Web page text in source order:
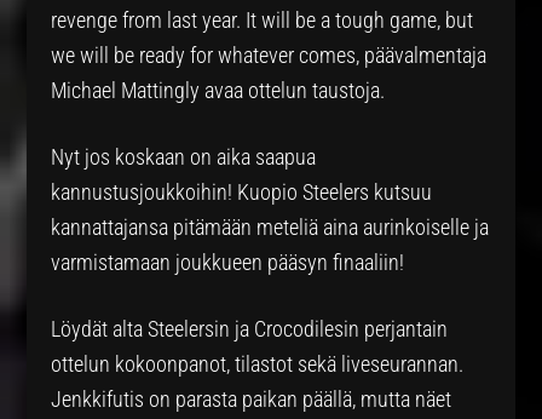
revenge from last year. It will be a tough game, but
we will be ready for whatever comes, päävalmentaja
Michael Mattingly avaa ottelun taustoja.
Nyt jos koskaan on aika saapua
kannustusjoukkoihin! Kuopio Steelers kutsuu
kannattajansa pitämään meteliä aina aurinkoiselle ja
varmistamaan joukkueen pääsyn finaaliin!
Löydät alta Steelersin ja Crocodilesin perjantain
ottelun kokoonpanot, tilastot sekä liveseurannan.
Jenkkifutis on parasta paikan päällä, mutta näet